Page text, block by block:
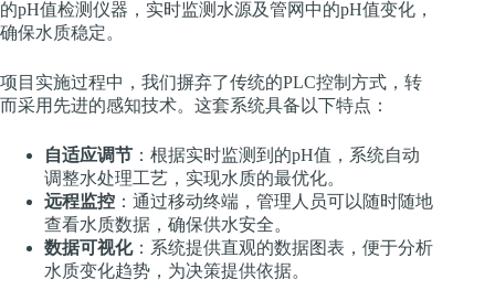
的pH值检测仪器，实时监测水源及管网中的pH值变化，
确保水质稳定。
项目实施过程中，我们摒弃了传统的PLC控制方式，转
而采用先进的感知技术。这套系统具备以下特点：
自适应调节 ：根据实时监测到的pH值，系统自动
调整水处理工艺，实现水质的最优化。
远程监控 ：通过移动终端，管理人员可以随时随地
查看水质数据，确保供水安全。
数据可视化：系统提供直观的数据图表，便于分析
水质变化趋势，为决策提供依据。